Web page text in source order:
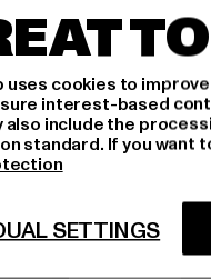
uses cookies to
interest-based
also include the
standard. If you want
SETTINGS